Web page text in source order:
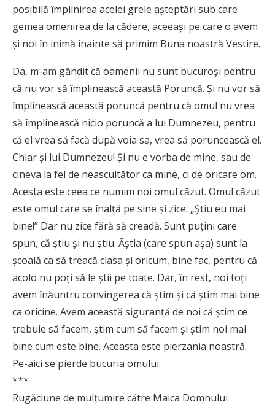
posibilă împlinirea acelei grele aşteptări sub care
gemea omenirea de la cădere, aceeaşi pe care o avem
şi noi în inimă înainte să primim Buna noastră Vestire.
Da, m-am gândit că oamenii nu sunt bucuroşi pentru
că nu vor să împlinească această Poruncă. Şi nu vor să
împlinească această poruncă pentru că omul nu vrea
să împlinească nicio poruncă a lui Dumnezeu, pentru
că el vrea să facă după voia sa, vrea să poruncească el.
Chiar şi lui Dumnezeu! Şi nu e vorba de mine, sau de
cineva la fel de neascultător ca mine, ci de oricare om.
Acesta este ceea ce numim noi omul căzut. Omul căzut
este omul care se înalţă pe sine şi zice: „Ştiu eu mai
bine!” Dar nu zice fără să creadă. Sunt puţini care
spun, că ştiu şi nu ştiu. Ăştia (care spun aşa) sunt la
şcoală ca să treacă clasa şi oricum, bine fac, pentru că
acolo nu poţi să le ştii pe toate. Dar, în rest, noi toţi
avem înăuntru convingerea că ştim şi că ştim mai bine
ca oricine. Avem această siguranţă de noi că ştim ce
trebuie să facem, ştim cum să facem şi ştim noi mai
bine cum este bine. Aceasta este pierzania noastră.
Pe-aici se pierde bucuria omului.
***
Rugăciune de mulţumire către Maica Domnului